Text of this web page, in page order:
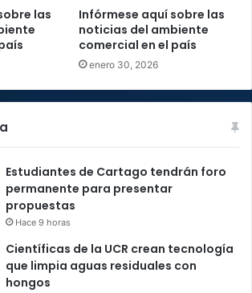
las
Infórmese aquí sobre las
noticias del ambiente
comercial en el país
enero 30, 2026
Estudiantes de Cartago tendrán foro
permanente para presentar
propuestas
Hace 9 horas
Científicas de la UCR crean tecnología
que limpia aguas residuales con
hongos